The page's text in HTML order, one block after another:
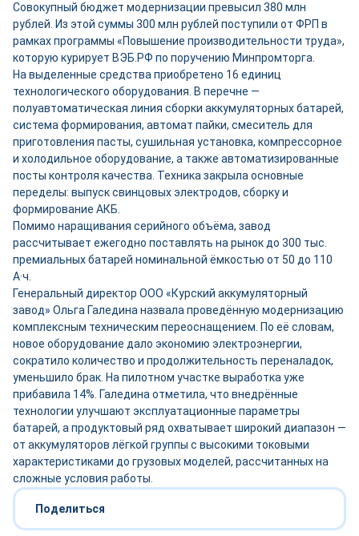
Совокупный бюджет модернизации превысил 380 млн
рублей. Из этой суммы 300 млн рублей поступили от ФРП в
рамках программы «Повышение производительности труда»,
которую курирует ВЭБ.РФ по поручению Минпромторга.
На выделенные средства приобретено 16 единиц
технологического оборудования. В перечне —
полуавтоматическая линия сборки аккумуляторных батарей,
система формирования, автомат пайки, смеситель для
приготовления пасты, сушильная установка, компрессорное
и холодильное оборудование, а также автоматизированные
посты контроля качества. Техника закрыла основные
переделы: выпуск свинцовых электродов, сборку и
формирование АКБ.
Помимо наращивания серийного объёма, завод
рассчитывает ежегодно поставлять на рынок до 300 тыс.
премиальных батарей номинальной ёмкостью от 50 до 110
А·ч.
Генеральный директор ООО «Курский аккумуляторный
завод» Ольга Галедина назвала проведённую модернизацию
комплексным техническим переоснащением. По её словам,
новое оборудование дало экономию электроэнергии,
сократило количество и продолжительность переналадок,
уменьшило брак. На пилотном участке выработка уже
прибавила 14%. Галедина отметила, что внедрённые
технологии улучшают эксплуатационные параметры
батарей, а продуктовый ряд охватывает широкий диапазон —
от аккумуляторов лёгкой группы с высокими токовыми
характеристиками до грузовых моделей, рассчитанных на
сложные условия работы.
Поделиться